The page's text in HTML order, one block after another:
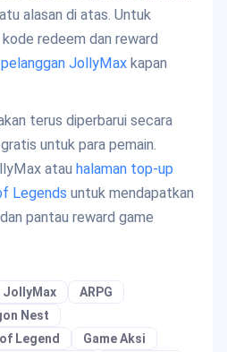
alasan di atas. Untuk
redeem dan reward
JollyMax kapan
terus diperbarui secara
untuk para pemain.
atau halaman top-up
Legends untuk mendapatkan
pantau reward game
JollyMax
ARPG
Nest
Legend
Game Aksi